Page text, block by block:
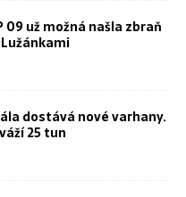
09 už možná našla zbraň
dostává nové varhany.
25 tun